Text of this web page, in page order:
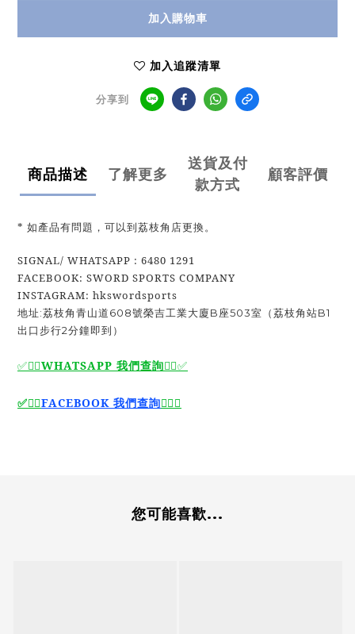
加入購物車
加入追蹤清單
分享到
商品描述 了解更多
送貨及付
款方式
顧客評價
* 如產品有問題，可以到荔枝角店更換。
SIGNAL/ WHATSAPP : 6480 1291
FACEBOOK: SWORD SPORTS COMPANY
INSTAGRAM: hkswordsports
地址:荔枝角青山道608號榮吉工業大廈B座503室（荔枝角站B1
出口步行2分鐘即到）
✅🙆‍♂️WHATSAPP 我們查詢🙆‍♂️✅
✅🙆‍♂️FACEBOOK 我們查詢🙆‍♂️✅
您可能喜歡...